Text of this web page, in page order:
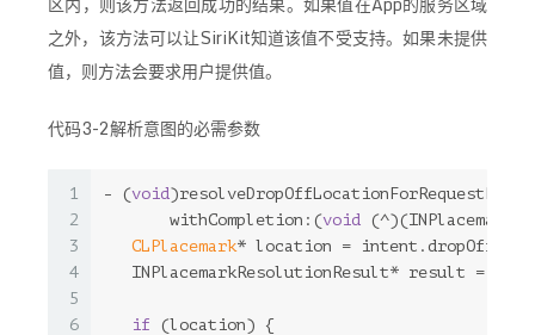
之外，该方法可以让SiriKit知道该值不受支持。如果未提供
值，则方法会要求用户提供值。
代码3-2解析意图的必需参数
1
2
3
4
5
6
- (void
       withCompletion:(
void
CLPlacemark* location =
   INPlacemarkResolutionResult* result =
if (location) {